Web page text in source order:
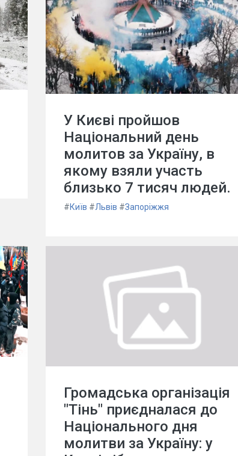
У Києві пройшов
Національний день
молитов за Україну, в
якому взяли участь
близько 7 тисяч людей.
#Київ #Львів #Запоріжжя
Громадська організація
"Тінь" приєдналася до
Національного дня
молитви за Україну: у